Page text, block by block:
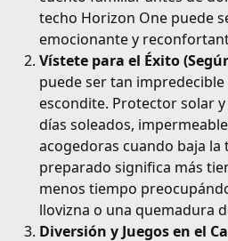
techo Horizon One puede
emocionante y
Vístete para el Éxito
puede ser tan
escondite. Protector solar
días soleados,
acogedoras cuando baja
preparado significa más
menos tiempo
llovizna o una quemadura
Diversión y Juegos en el